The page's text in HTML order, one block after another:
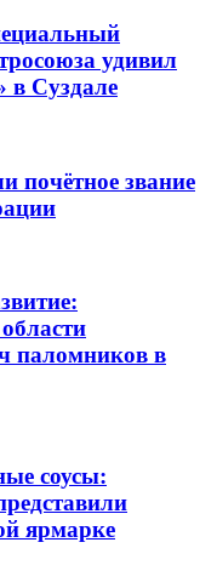
удивил
в Суздале
почётное звание
паломников в
соусы:
ярмарке